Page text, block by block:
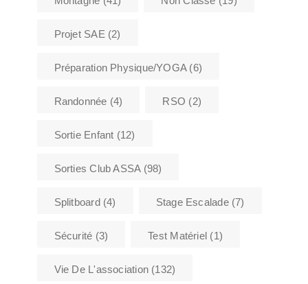
Projet SAE(2)
Préparation Physique/YOGA(6)
Randonnée (4) RSO (2)
Sortie Enfant (12)
Sorties Club ASSA(98)
Splitboard (4) Stage Escalade(7)
Sécurité (3) Test Matériel (1)
Vie De L'association (132)